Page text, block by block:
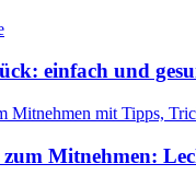
einfach und
Mitnehmen: